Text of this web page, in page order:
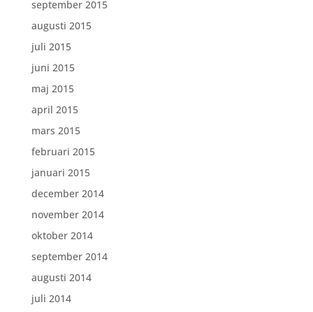
september 2015
augusti 2015
juli 2015
juni 2015
maj 2015
april 2015
mars 2015
februari 2015
januari 2015
december 2014
november 2014
oktober 2014
september 2014
augusti 2014
juli 2014